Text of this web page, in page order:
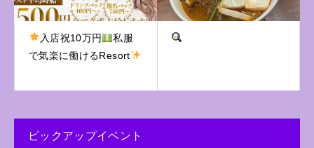
入店祝10万円
私服
で気楽に働けるResort
ピックアップイベント